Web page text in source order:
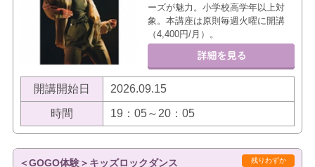
ーズが魅力。小学校高学年以上対
象。本講座は原則毎週火曜に開講
（4,400円/月）。
開講開始日 2026.09.15
時間 19：05～20：05
残りわずか
＜GOGO体験＞キッズロックダンス